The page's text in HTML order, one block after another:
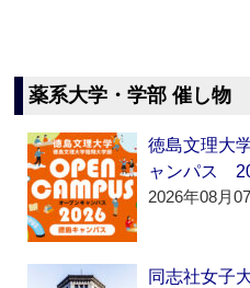
薬系大学・学部 催し物
徳島文理大
ャンパス
2026年08月
同志社女子